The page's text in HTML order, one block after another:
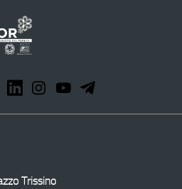
Trissino